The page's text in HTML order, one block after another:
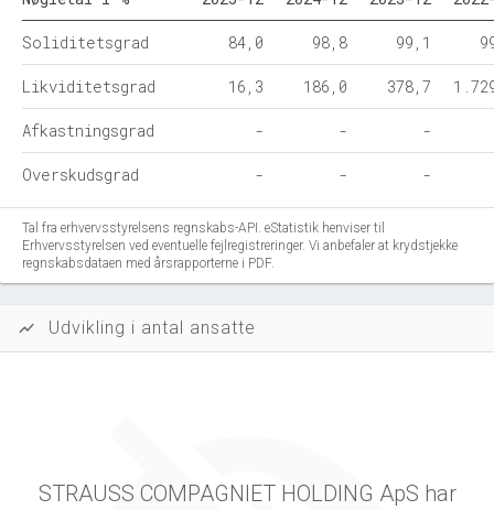
Soliditetsgrad 84,0 98,8 99,1
Likviditetsgrad 16,3 186,0 378,7
Afkastningsgrad - - -
Overskudsgrad - - -
Tal fra erhvervsstyrelsens regnskabs-API. eStatistik henviser til
Erhvervsstyrelsen ved eventuelle fejlregistreringer. Vi anbefaler at krydstjekke
regnskabsdataen med årsrapporterne i PDF.
show_chart Udvikling i antal ansatte
STRAUSS COMPAGNIET HOLDING ApS har